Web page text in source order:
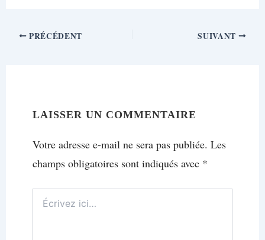
PRÉCÉDENT SUIVANT
LAISSER UN COMMENTAIRE
Votre adresse e-mail ne sera pas publiée. Les
champs obligatoires sont indiqués avec *
ici…